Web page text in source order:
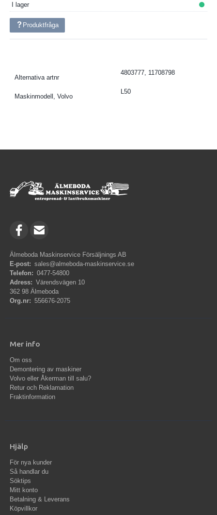
I lager
Produktfråga
Alternativa artnr
4803777, 11708798
Maskinmodell, Volvo
L50
Älmeboda Maskinservice Försäljnings AB
E-post: sales@almeboda-maskinservice.se
Telefon: 0477-54800
Adress: Värendsvägen 10
362 98 Älmeboda
Org.nr: 556676-2075
Mer info
Om oss
Demontering av maskiner
Volvo eller Åkerman till salu?
Retur och Reklamation
Fraktinformation
Hjälp
För nya kunder
Så handlar du
Söktips
Mitt konto
Betalning & Leverans
Köpvillkor